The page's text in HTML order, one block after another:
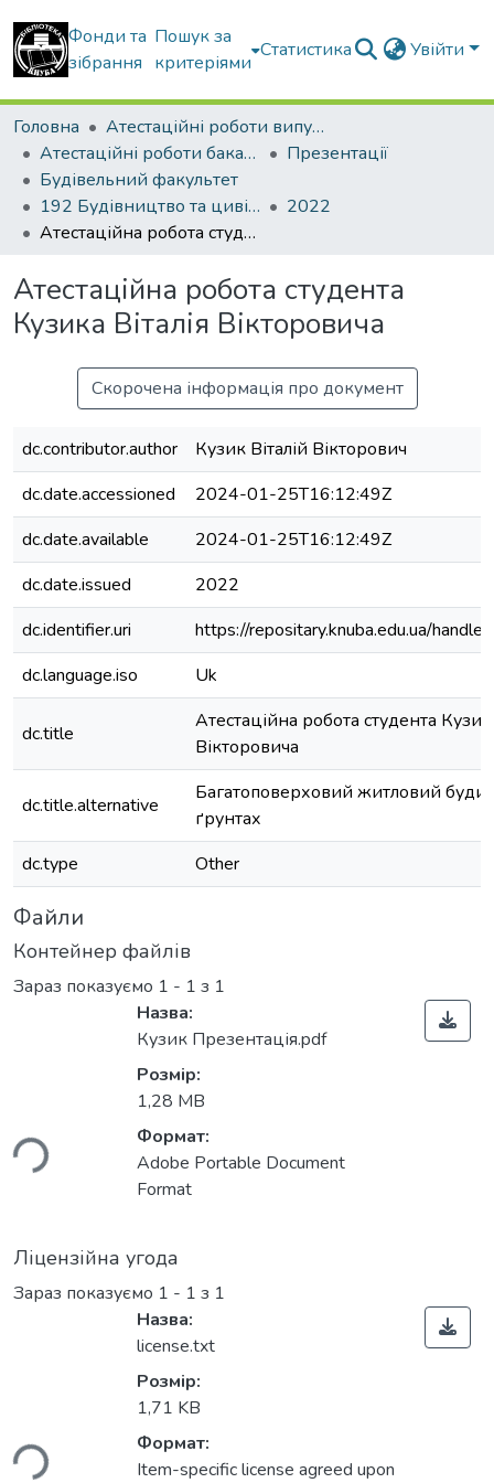
Фонди та
зібрання
Пошук за
критеріями
Статистика Увійти
Головна
Атестаційні роботи випускників
Атестаційні роботи бакалаврів
Презентації
Будівельний факультет
192 Будівництво та цивільна інженерія. Промислове і цивільне будівництво
2022
Атестаційна робота студента Кузика Віталія Вікторовича
Атестаційна робота студента
Кузика Віталія Вікторовича
Скорочена інформація про документ
dc.contributor.author
Кузик Віталій Вікторович
dc.date.accessioned
2024-01-25T16:12:49Z
dc.date.available
2024-01-25T16:12:49Z
dc.date.issued
2022
dc.identifier.uri
https://repositary.knuba.edu.ua/
dc.language.iso
Uk
dc.title
Атестаційна робота студента
Вікторовича
dc.title.alternative
Багатоповерховий житловий
ґрунтах
dc.type
Other
Файли
Контейнер файлів
Зараз показуємо 1 - 1 з 1
Назва:
Кузик Презентація.pdf
Розмір:
1,28 MB
Формат:
Adobe Portable Document
Format
Ліцензійна угода
Зараз показуємо 1 - 1 з 1
Назва:
license.txt
Розмір:
1,71 KB
Формат:
Item-specific license agreed upon